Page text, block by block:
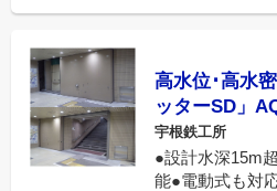
高水位･高水
ッターSD」
宇根鉄工所
●設計水深15m
能●電動式も対